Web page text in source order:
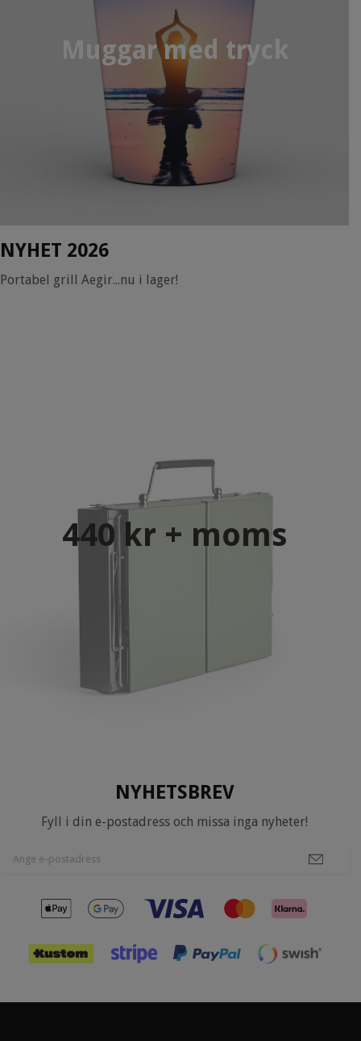
Muggar med tryck
NYHET 2026
Portabel grill Aegir...nu i lager!
440 kr + moms
NYHETSBREV
Fyll i din e-postadress och missa inga nyheter!